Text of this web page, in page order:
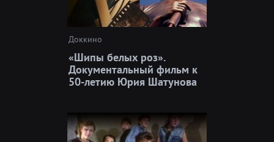
Доккино
«Шипы белых роз».
Документальный фильм к
50-летию Юрия Шатунова